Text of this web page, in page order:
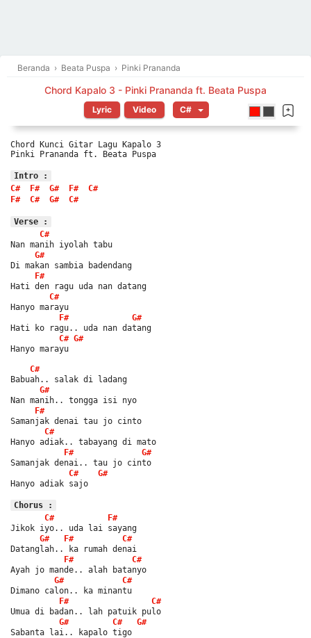
Beranda › Beata Puspa › Pinki Prananda
Chord Kapalo 3 - Pinki Prananda ft. Beata Puspa
Lyric Video
Chord Kunci Gitar Lagu Kapalo 3
Pinki Prananda ft. Beata Puspa
Intro :
C#
F# G# F#
C#
F#
C# G# C#
Verse :
C#
Nan manih iyolah tabu
G#
Di makan sambia badendang
F#
Hati den ragu uda nan datang
C#
Hanyo marayu
F#
G#
Hati ko ragu.. uda nan datang
C# G#
Hanyo marayu
C#
Babuah.. salak di ladang
G#
Nan manih.. tongga isi nyo
F#
Samanjak denai tau jo cinto
C#
Hanyo adiak.. tabayang di mato
F#
G#
Samanjak denai.. tau jo cinto
C#
G#
Hanyo adiak sajo
Chorus :
C#
F#
Jikok iyo.. uda lai sayang
G#
F#
C#
Datanglah.. ka rumah denai
F#
C#
Ayah jo mande.. alah batanyo
G#
C#
Dimano calon.. ka minantu
F#
C#
Umua di badan.. lah patuik pulo
G#
C#
G#
Sabanta lai.. kapalo tigo